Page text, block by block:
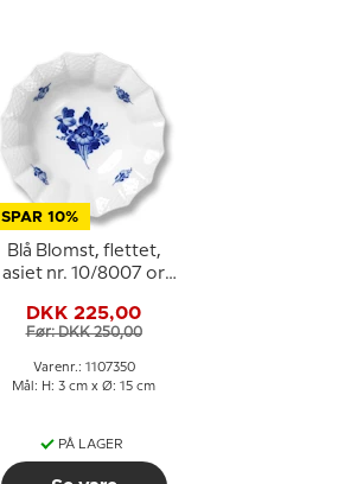
SPAR 10%
Blå Blomst, flettet,
asiet nr. 10/8007 or
Copenhagen
DKK 225,00
Før: DKK 250,00
Varenr.: 1107350
Mål: H: 3 cm x Ø: 15 cm
PÅ LAGER